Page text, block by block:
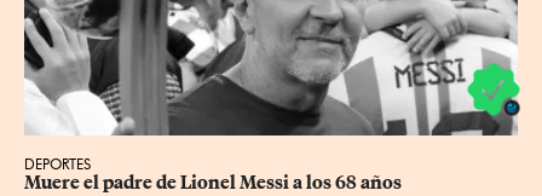
DEPORTES
Muere el padre de Lionel Messi a los 68 años